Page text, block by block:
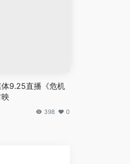
9.25直播《危机
398 0